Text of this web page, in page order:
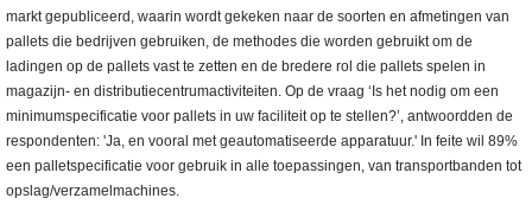
markt gepubliceerd, waarin wordt gekeken naar de soorten en afmetingen van
pallets die bedrijven gebruiken, de methodes die worden gebruikt om de
ladingen op de pallets vast te zetten en de bredere rol die pallets spelen in
magazijn- en distributiecentrumactiviteiten. Op de vraag ‘Is het nodig om een
minimumspecificatie voor pallets in uw faciliteit op te stellen?’, antwoordden de
respondenten: 'Ja, en vooral met geautomatiseerde apparatuur.' In feite wil 89%
een palletspecificatie voor gebruik in alle toepassingen, van transportbanden tot
opslag/verzamelmachines.